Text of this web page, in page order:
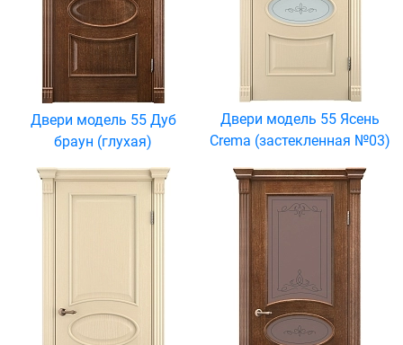
Двери модель 55 Дуб
браун (глухая)
Двери модель 55 Ясень
Crema (застекленная №03)